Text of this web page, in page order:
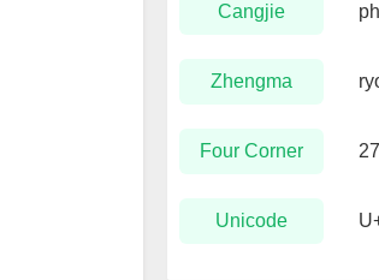
Cangjie
Zhengma
Four Corner
Unicode